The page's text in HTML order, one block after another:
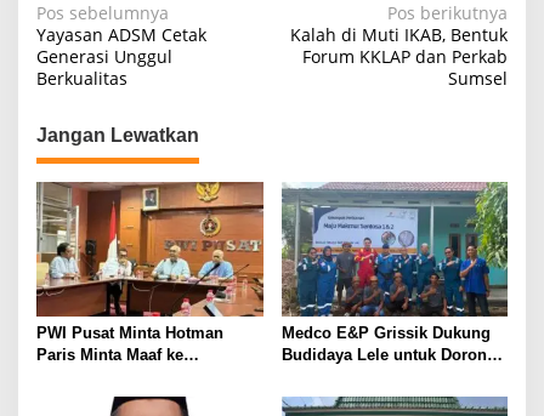
N
a
v
i
g
a
s
i
p
o
s
Pos sebelumnya
Yayasan ADSM Cetak
Generasi Unggul
Berkualitas
Pos berikutnya
Kalah di Muti IKAB, Bentuk
Forum KKLAP dan Perkab
Sumsel
Jangan Lewatkan
PWI Pusat Minta Hotman
Paris Minta Maaf ke
Pers Harus Dihormati
Medco E&P Grissik Dukung
Budidaya Lele untuk Dorong
Masyarakat